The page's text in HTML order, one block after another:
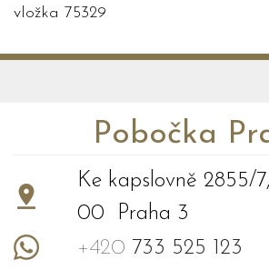
vložka 75329
Pobočka
Ke kapslovně 2855/
00 Praha 3
+420 733 525 123